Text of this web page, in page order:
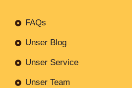
FAQs
Unser Blog
Unser Service
Unser Team